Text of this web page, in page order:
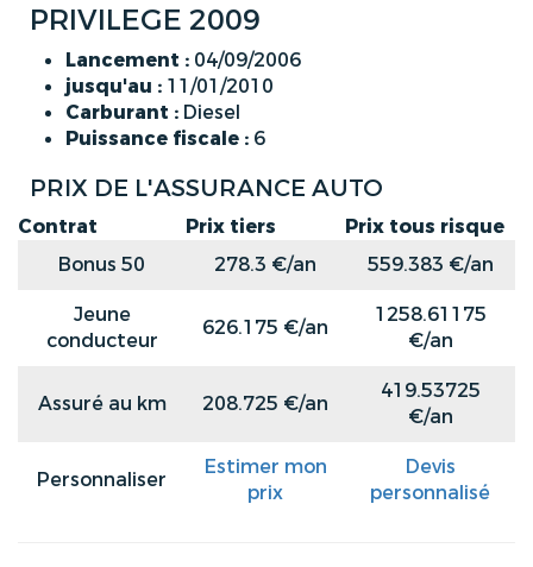
PRIVILEGE 2009
Lancement : 04/09/2006
jusqu'au : 11/01/2010
Carburant : Diesel
Puissance fiscale : 6
PRIX DE L'ASSURANCE AUTO
Contrat Prix tiers
Prix tous risque
Bonus 50
278.3 €/an
559.383 €/an
Jeune
conducteur
626.175 €/an
1258.61175
€/an
Assuré au km 208.725 €/an
419.53725
€/an
Personnaliser
Estimer mon
prix
Devis
personnalisé